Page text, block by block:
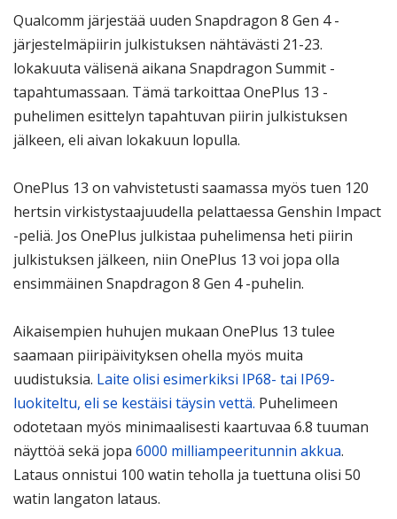
Qualcomm järjestää uuden Snapdragon 8 Gen 4 -
järjestelmäpiirin julkistuksen nähtävästi 21-23.
lokakuuta välisenä aikana Snapdragon Summit -
tapahtumassaan. Tämä tarkoittaa OnePlus 13 -
puhelimen esittelyn tapahtuvan piirin julkistuksen
jälkeen, eli aivan lokakuun lopulla.
OnePlus 13 on vahvistetusti saamassa myös tuen 120
hertsin virkistystaajuudella pelattaessa Genshin Impact
-peliä. Jos OnePlus julkistaa puhelimensa heti piirin
julkistuksen jälkeen, niin OnePlus 13 voi jopa olla
ensimmäinen Snapdragon 8 Gen 4 -puhelin.
Aikaisempien huhujen mukaan OnePlus 13 tulee
saamaan piiripäivityksen ohella myös muita
uudistuksia. Laite olisi esimerkiksi IP68- tai IP69-
luokiteltu, eli se kestäisi täysin vettä. Puhelimeen
odotetaan myös minimaalisesti kaartuvaa 6.8 tuuman
näyttöä sekä jopa 6000 milliampeeritunnin akkua.
Lataus onnistui 100 watin teholla ja tuettuna olisi 50
watin langaton lataus.